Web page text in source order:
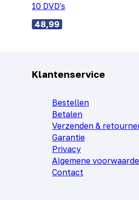
10 DVD's
48,99
Klantenservice
Bestellen
Betalen
Verzenden &
Garantie
Privacy
Algemene
Contact